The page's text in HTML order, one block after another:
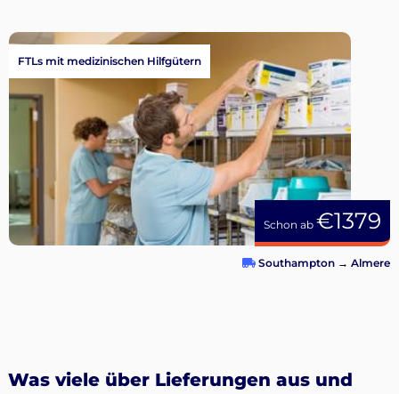
Schon ab €1379
FTLs mit medizinischen Hilfgütern
Southampton → Almere
Was viele über Lieferungen aus und